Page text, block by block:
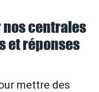
nos centrales
et réponses
mettre des